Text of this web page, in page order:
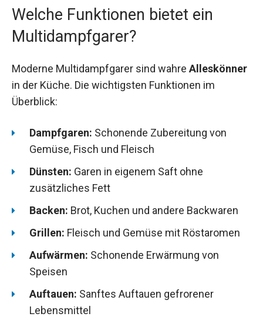
Welche Funktionen bietet ein
Multidampfgarer?
Moderne Multidampfgarer sind wahre Alleskönner
in der Küche. Die wichtigsten Funktionen im
Überblick:
Dampfgaren: Schonende Zubereitung von
Gemüse, Fisch und Fleisch
Dünsten: Garen in eigenem Saft ohne
zusätzliches Fett
Backen: Brot, Kuchen und andere Backwaren
Grillen: Fleisch und Gemüse mit Röstaromen
Aufwärmen: Schonende Erwärmung von
Speisen
Auftauen: Sanftes Auftauen gefrorener
Lebensmittel